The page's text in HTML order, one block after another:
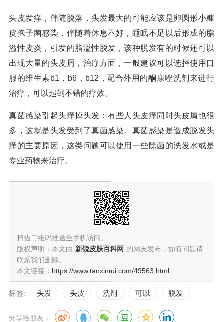
头皮发痒，伴随脱落，头发最大的可能应该是卵圆形小糠
皮孢子菌感染，伴随着休息不好，睡眠不足以后形成的脂
溢性皮炎，引发的脂溢性脱发，该种脱发有的时候还可以
出现大量的头皮屑，治疗方面，一般建议可以选择使用口
服的维生素b1，b6，b12，配合外用的酮康唑洗剂来进行
治疗，可以起到不错的疗效。
真菌感染引起头痒掉头发：有些人头皮痒同时头皮屑也很
多，这就是头发受到了真菌感染。真菌感染是造成脱发头
痒的主要原因，这类问题可以使用一些除菌的洗发水或是
专业药物来治疗。
扫描二维码推送至手机访问。
版权声明：本文由 新锐皮肤百科网 的网友发布，如有问题请
联系我们删除。
本文链接： https://www.tanxinrui.com/49563.html
标签: 头发 头皮 洗剂 可以 脱发
分享给朋友：